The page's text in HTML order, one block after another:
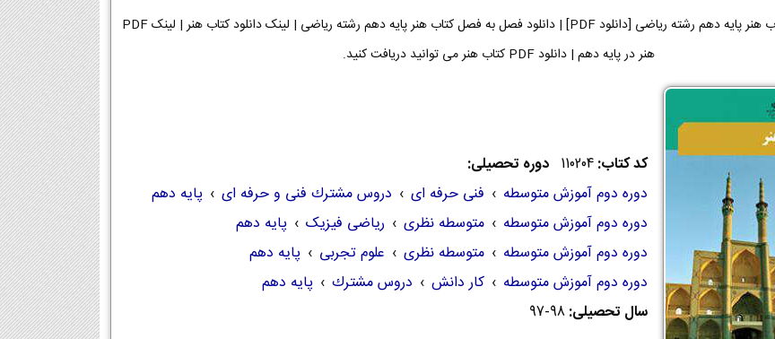
دانلود فایل PDF کتاب هنر پایه دهم رشته ریاضی [دانلود PDF] | دانلود فصل به فصل کتاب هنر پایه دهم رشته ریاضی | لینک دانلود کتاب هنر | لینک PDF
هنر در پایه دهم | دانلود PDF کتاب هنر می توانید دریافت کنید.
کد کتاب:110204 دوره تحصیلی:
دوره دوم آموزش متوسطه › فنی حرفه ای › دروس مشترك فنی و حرفه ای › پایه دهم
دوره دوم آموزش متوسطه › متوسطه نظری › ریاضی فیزیک › پایه دهم
دوره دوم آموزش متوسطه › متوسطه نظری › علوم تجربی › پایه دهم
دوره دوم آموزش متوسطه › کار دانش › دروس مشترك › پایه دهم
سال تحصیلی:97-98